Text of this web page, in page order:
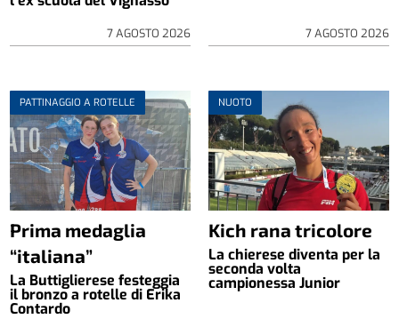
7 AGOSTO 2026 7 AGOSTO 2026
PATTINAGGIO A ROTELLE
Prima medaglia
“italiana”
La Buttiglierese festeggia
il bronzo a rotelle di Erika
Contardo
NUOTO
Kich rana tricolore
La chierese diventa per la
seconda volta
campionessa Junior